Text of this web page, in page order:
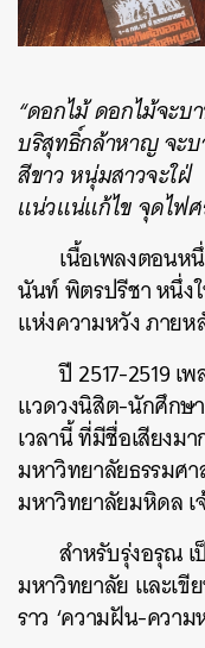
“ดอกไม้ ดอกไม้จะบ
บริสุทธิ์กล้าหาญ จะบ
สีขาว หนุ่มสาวจะใฝ่
แน่วแน่แก้ไข จุดไฟศ
เนื้อเพลงตอนห
นันท์ พิตรปรีชา หนึ่ง
แห่งความหวัง ภายห
ปี 2517-2519
แวดวงนิสิต-นักศึกษ
เวลานี้ ที่มีชื่อเสียงม
มหาวิทยาลัยธรรมศ
มหาวิทยาลัยมหิดล เ
สำหรับรุ่งอรุณ
มหาวิทยาลัย และเขี
ราว ‘ความฝัน-ควา